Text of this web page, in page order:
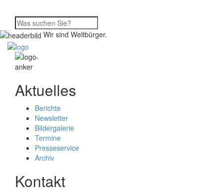
Wir sind Weltbürger.
Aktuelles
Berichte
Newsletter
Bildergalerie
Termine
Presseservice
Archiv
Kontakt